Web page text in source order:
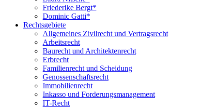
Friederike Bergt*
Dominic Gatti*
Rechtsgebiete
Allgemeines Zivilrecht und Vertragsrecht
Arbeitsrecht
Baurecht und Architektenrecht
Erbrecht
Familienrecht und Scheidung
Genossenschaftsrecht
Immobilienrecht
Inkasso und Forderungsmanagement
IT-Recht